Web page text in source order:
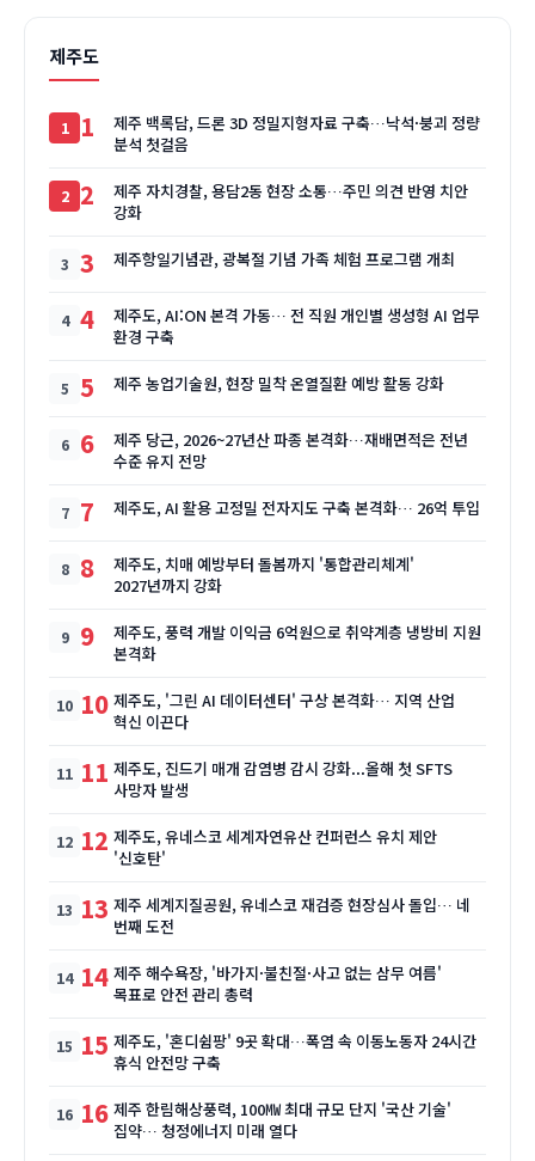
제주도
1
제주 백록담, 드론 3D 정밀지형자료 구축…낙석·붕괴 정량
분석 첫걸음
2
제주 자치경찰, 용담2동 현장 소통…주민 의견 반영 치안
강화
3 제주항일기념관, 광복절 기념 가족 체험 프로그램 개최
4
제주도, AI:ON 본격 가동… 전 직원 개인별 생성형 AI 업무
환경 구축
5 제주 농업기술원, 현장 밀착 온열질환 예방 활동 강화
6
제주 당근, 2026~27년산 파종 본격화…재배면적은 전년
수준 유지 전망
7 제주도, AI 활용 고정밀 전자지도 구축 본격화… 26억 투입
8
제주도, 치매 예방부터 돌봄까지 '통합관리체계'
2027년까지 강화
9
제주도, 풍력 개발 이익금 6억원으로 취약계층 냉방비 지원
본격화
10 제주도, '그린 AI 데이터센터' 구상 본격화… 지역 산업
혁신 이끈다
11 제주도, 진드기 매개 감염병 감시 강화...올해 첫 SFTS
사망자 발생
12 제주도, 유네스코 세계자연유산 컨퍼런스 유치 제안
'신호탄'
13 제주 세계지질공원, 유네스코 재검증 현장심사 돌입… 네
번째 도전
14 제주 해수욕장, '바가지·불친절·사고 없는 삼무 여름'
목표로 안전 관리 총력
15 제주도, '혼디쉼팡' 9곳 확대…폭염 속 이동노동자 24시간
휴식 안전망 구축
16 제주 한림해상풍력, 100㎿ 최대 규모 단지 '국산 기술'
집약… 청정에너지 미래 열다